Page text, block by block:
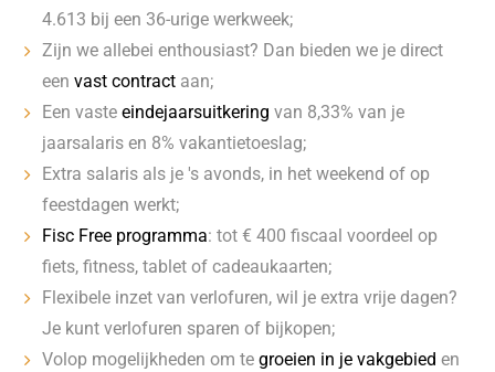
4.613 bij een 36-urige werkweek;
Zijn we allebei enthousiast? Dan bieden we je direct
eenvast contract aan;
Een vasteeindejaarsuitkering van 8,33% van je
jaarsalaris en 8% vakantietoeslag;
Extra salaris als je 's avonds, in het weekend of op
feestdagen werkt;
Fisc Free programma: tot € 400 fiscaal voordeel op
fiets, fitness, tablet of cadeaukaarten;
Flexibele inzet van verlofuren, wil je extra vrije dagen?
Je kunt verlofuren sparen of bijkopen;
Volop mogelijkheden om tegroeien in je vakgebied en